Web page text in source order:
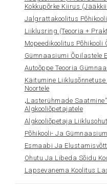
Kokkupõrke Kiirus
Jalgrattakoolitus
Liiklusring (teooria +
Mopeedikoolitus Põhikooli
Gümnaasiumi Õpilastele
Autoõppe Teooria
Käitumine
Noortele
„Lasterühmade
Algkooliõpetajatele
Algkooliõpetaja
Põhikooli- Ja
Esmaabi Ja
Ohutu Ja Libeda Sõidu
Lapsevanema Koolitus